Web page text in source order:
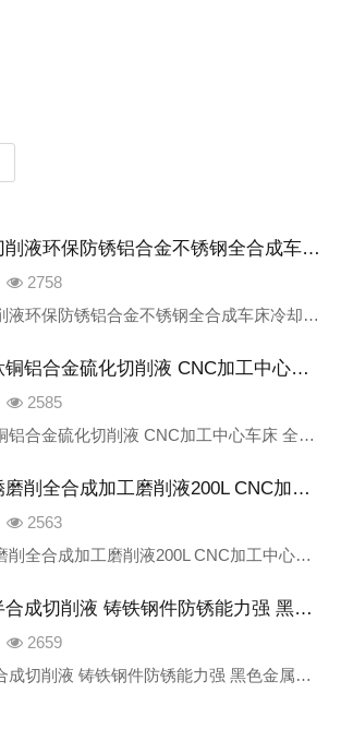
海口水溶性切削液环保防锈铝合金不锈钢全合成车床冷却液
2758
海口水溶性切削液环保防锈铝合金不锈钢全合成车床冷却液衡水朱雀新材料科技有限公司是一家专业研发生产工业润滑油产品的厂家，致力为金属加工领域提供绿色、安全、高性价比的高端产品。我公司主要产品产品包含：切削液、
海口不锈钢钛铜铝合金硫化切削液 CNC加工中心车床 全合成 磨削油厂家
2585
海口不锈钢钛铜铝合金硫化切削液 CNC加工中心车床 全合成 磨削油厂家衡水朱雀新材料科技有限公司是一家专业研发生产工业润滑油产品的厂家，致力为金属加工领域提供绿色、安全、高性价比的高端产品。我公司主要产品
海口铸铁防锈磨削全合成加工磨削液200L CNC加工中心绿色车床切削液
2563
海口铸铁防锈磨削全合成加工磨削液200L CNC加工中心绿色车床切削液衡水朱雀新材料科技有限公司是一家专业研发生产工业润滑油产品的厂家，致力为金属加工领域提供绿色、安全、高性价比的高端产品。我公司主要产品
海口德兰帝半合成切削液 铸铁钢件防锈能力强 黑色金属磨削润滑
2659
海口德兰帝半合成切削液 铸铁钢件防锈能力强 黑色金属磨削润滑衡水朱雀新材料科技有限公司是一家专业研发生产工业润滑油产品的厂家，致力为金属加工领域提供绿色、安全、高性价比的高端产品。我公司主要产品产品包含：